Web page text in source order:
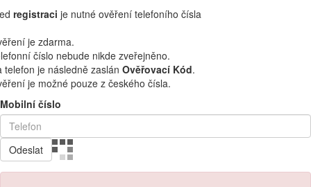
registraci je nutné ověření telefoního čísla
je zdarma.
číslo nebude nikde zveřejněno.
telefon je následně zaslán Ověřovací Kód.
je možné pouze z českého čísla.
Mobilní číslo
Odeslat